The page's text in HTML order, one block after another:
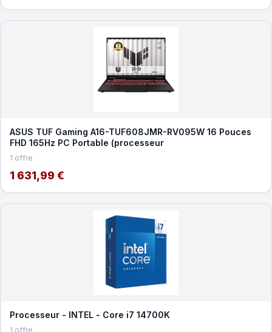
ASUS TUF Gaming A16-TUF608JMR-RV095W 16 Pouces
FHD 165Hz PC Portable (processeur
1 offre
1 631,99 €
Processeur - INTEL - Core i7 14700K
1 offre